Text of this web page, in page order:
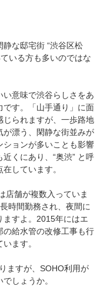
な邸宅街 “渋谷区松
いる方も多いのではな
い意味で渋谷らしさをあ
です。「山手通り」に面
じられますが、一歩路地
が漂う、閑静な街並みが
ションが多いことも影響
くにあり、“奥渋” と呼
しています。
店舗が複数入っていま
時間勤務され、夜間に
ますよ。2015年にはエ
の給水管の改修工事も行
ます。
ますが、SOHO利用が
しょうか。